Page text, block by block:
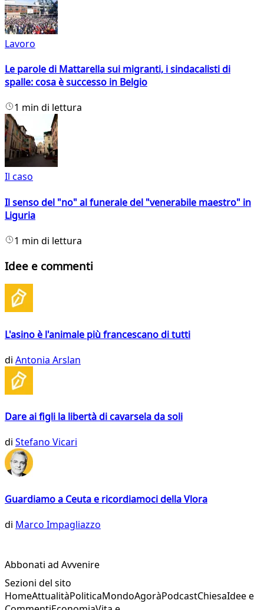
Lavoro
Le parole di Mattarella sui migranti, i sindacalisti di
spalle: cosa è successo in Belgio
1 min di lettura
Il caso
Il senso del "no" al funerale del "venerabile maestro" in
Liguria
1 min di lettura
Idee e commenti
L'asino è l'animale più francescano di tutti
di Antonia Arslan
Dare ai figli la libertà di cavarsela da soli
di Stefano Vicari
Guardiamo a Ceuta e ricordiamoci della Vlora
di Marco Impagliazzo
Abbonati ad Avvenire
Sezioni del sito
HomeAttualitàPoliticaMondoAgoràPodcastChiesaIdee e